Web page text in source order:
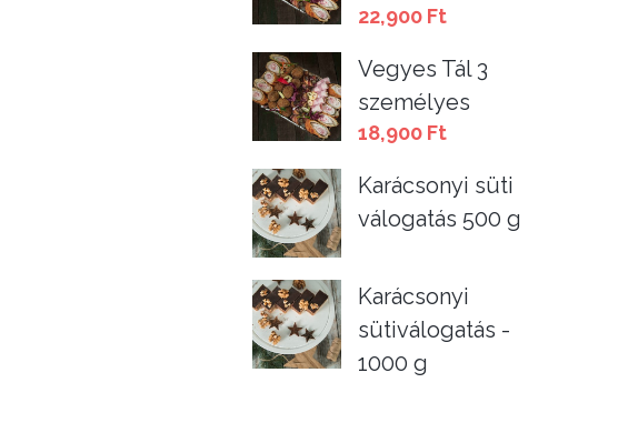
22,900 Ft
Vegyes Tál 3
személyes
18,900 Ft
Karácsonyi süti
válogatás 500 g
Karácsonyi
sütiválogatás -
1000 g